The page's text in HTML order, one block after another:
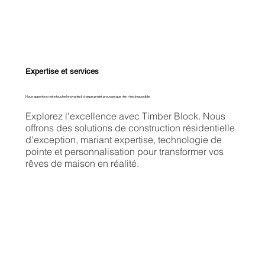
Expertise et services
Explorez l'excellence avec Timber Block. Nous
offrons des solutions de construction résidentielle
d'exception, mariant expertise, technologie de
pointe et personnalisation pour transformer vos
rêves de maison en réalité.
Nous apportons notre touche innovante à chaque projet, prouvant que rien n'est impossible.